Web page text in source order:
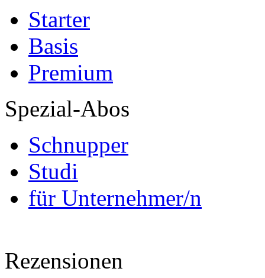
Starter
Basis
Premium
Spezial-Abos
Schnupper
Studi
für Unternehmer/n
Rezensionen